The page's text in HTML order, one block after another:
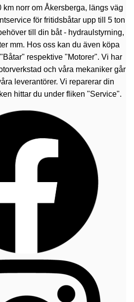
km norr om Åkersberga, längs väg
för fritidsbåtar upp till 5 ton
till din båt - hydraulstyrning,
mm. Hos oss kan du även köpa
respektive "Motorer". Vi har
och våra mekaniker går
leverantörer. Vi reparerar din
hittar du under fliken "Service".